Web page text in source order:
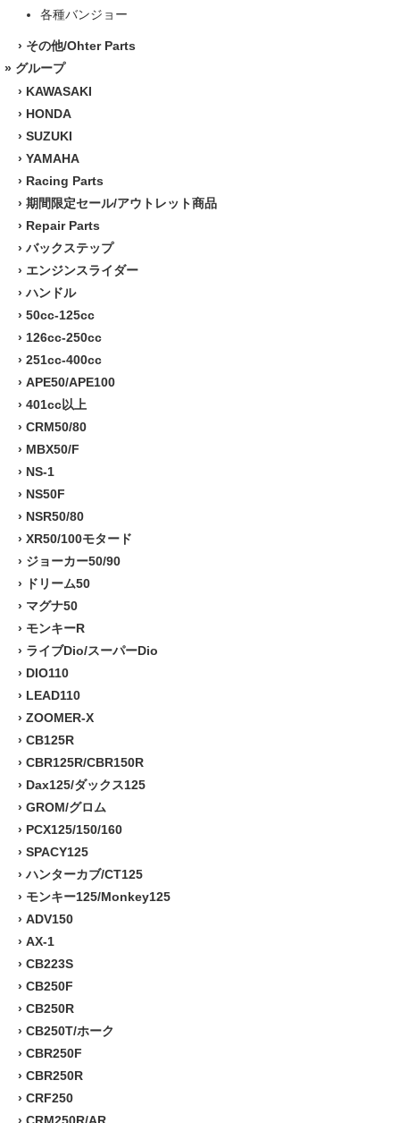
各種バンジョー
› その他/Ohter Parts
» グループ
› KAWASAKI
› HONDA
› SUZUKI
› YAMAHA
› Racing Parts
› 期間限定セール/アウトレット商品
› Repair Parts
› バックステップ
› エンジンスライダー
›ハンドル
› 50cc-125cc
› 126cc-250cc
› 251cc-400cc
› APE50/APE100
› 401cc以上
› CRM50/80
› MBX50/F
› NS-1
› NS50F
› NSR50/80
› XR50/100モタード
› ジョーカー50/90
›
ドリーム50
› マグナ50
› モンキーR
› ライブDio/スーパーDio
› DIO110
› LEAD110
› ZOOMER-X
› CB125R
› CBR125R/CBR150R
› Dax125/ダックス125
› GROM/グロム
› PCX125/150/160
› SPACY125
›ハンターカブ/CT125
› モンキー125/Monkey125
› ADV150
› AX-1
› CB223S
› CB250F
› CB250R
› CB250T/ホーク
› CBR250F
› CBR250R
› CRF250